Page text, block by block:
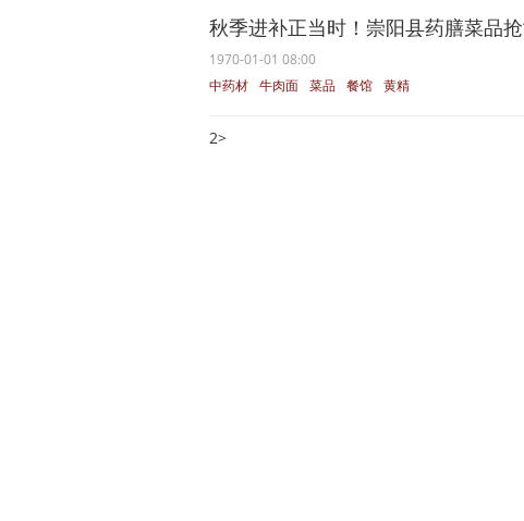
秋季进补正当时！崇阳县药膳菜品抢
1970-01-01 08:00
中药材 牛肉面 菜品 餐馆 黄精
2>